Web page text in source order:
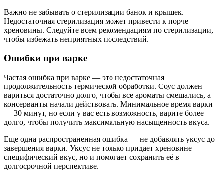
Важно не забывать о стерилизации банок и крышек.
Недостаточная стерилизация может привести к порче
хреновины. Следуйте всем рекомендациям по стерилизации,
чтобы избежать неприятных последствий.
Ошибки при варке
Частая ошибка при варке — это недостаточная
продолжительность термической обработки. Соус должен
вариться достаточно долго, чтобы все ароматы смешались, а
консерванты начали действовать. Минимальное время варки
— 30 минут, но если у вас есть возможность, варите более
долго, чтобы получить максимальную насыщенность вкуса.
Еще одна распространенная ошибка — не добавлять уксус до
завершения варки. Уксус не только придает хреновине
специфический вкус, но и помогает сохранить её в
долгосрочной перспективе.